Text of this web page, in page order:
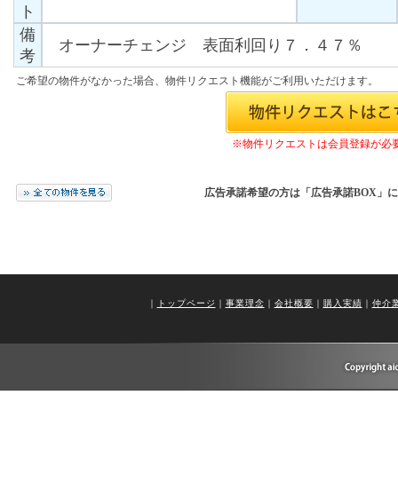
ト
備
考
オーナーチェンジ 表面利回り７．４７％
ご希望の物件がなかった場合、物件リクエスト機能がご利用いただけます。
※物件リクエストは会員登録が必
広告承諾希望の方は「広告承諾BOX」
｜ トップページ ｜ 事業理念 ｜ 会社概要 ｜ 購入実績 ｜ 仲介